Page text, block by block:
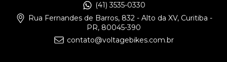
(41) 3535-0330
Rua Fernandes de Barros, 832 - Alto da XV, Curitiba -
PR, 80045-390
contato@voltagebikes.com.br